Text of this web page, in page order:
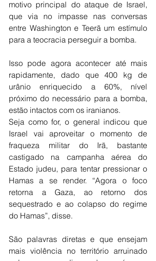
motivo principal do ataque de Israel,
que via no impasse nas conversas
entre Washington e Teerã um estímulo
para a teocracia perseguir a bomba.
Isso pode agora acontecer até mais
rapidamente, dado que 400 kg de
urânio enriquecido a 60%, nível
próximo do necessário para a bomba,
estão intactos com os iranianos.
Seja como for, o general indicou que
Israel vai aproveitar o momento de
fraqueza militar do Irã, bastante
castigado na campanha aérea do
Estado judeu, para tentar pressionar o
Hamas a se render. “Agora o foco
retorna a Gaza, ao retorno dos
sequestrado e ao colapso do regime
do Hamas”, disse.
São palavras diretas e que ensejam
mais violência no território arruinado